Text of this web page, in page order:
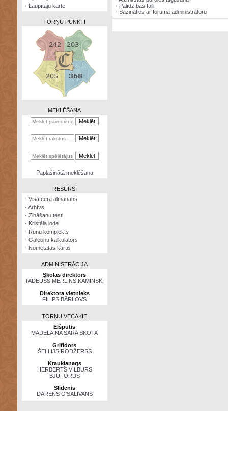
kalkulators
· Laupītāju karte
TORŅU PUNKTI
MEKLĒŠANA
Paplašinātā meklēšana
RESURSI
· Visatcera almanahs
· Arhīvs
· Zināšanu testi
· Kristāla lode
· Rūnu komplekts
· Galeonu kalkulators
· Nomētātās kārtis
ADMINISTRĀCIJA
Skolas direktors
TADEUŠS MERLINS KAMINSKI
Direktora vietnieks
FILIPS BĀRLOVS
TORŅU VECĀKIE
Elšpūtis
MADELAINA SĀRA SKOTA
Grifidors
ŠELLIJS RODŽERSS
Kraukļanags
HERBERTS VILBURS
BJŪFORDS
Slīdenis
DARENS O’SALIVANS
· Palīdzības faili
· Sazināties ar foruma administratoru